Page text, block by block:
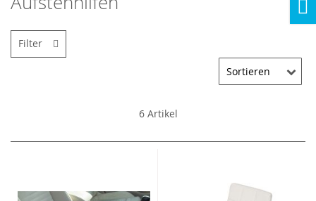
6Artikel
Filter